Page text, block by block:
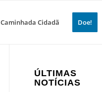
Caminhada Cidadã Doe!
ÚLTIMAS
NOTÍCIAS